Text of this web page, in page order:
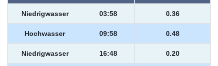
Niedrigwasser 03:58 0.36
Hochwasser 09:58 0.48
Niedrigwasser 16:48 0.20